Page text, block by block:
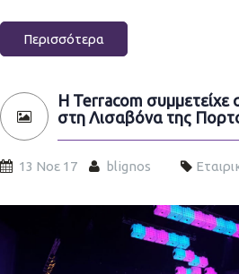
Περισσότερα
Η Terracom συμμετείχε
στη Λισαβόνα της
13 Νοε 17 blignos
web-summit-slide-01.jpg